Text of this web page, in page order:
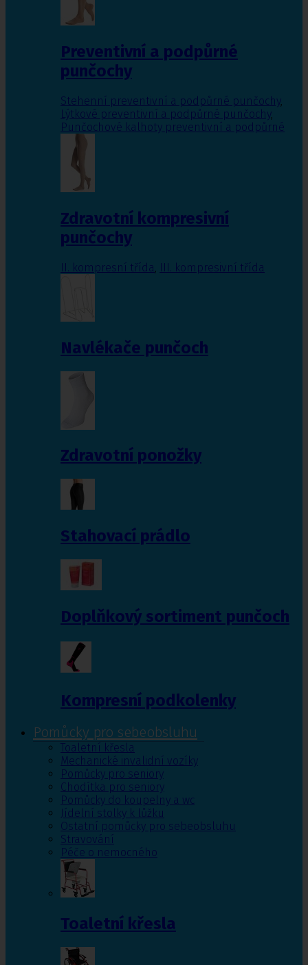
Preventivní a podpůrné
punčochy
Stehenní preventivní a podpůrné punčochy,
Lýtkové preventivní a podpůrné punčochy,
Punčochové kalhoty preventivní a podpůrné
Zdravotní kompresivní
punčochy
II. kompresní třída III. kompresivní třída
Navlékače punčoch
Zdravotní ponožky
Stahovací prádlo
Doplňkový sortiment punčoch
Kompresní podkolenky
Pomůcky pro sebeobsluhu
Toaletní křesla
Mechanické invalidní vozíky
Pomůcky pro seniory
Chodítka pro seniory
Pomůcky do koupelny a wc
Jídelní stolky k lůžku
Ostatní pomůcky pro sebeobsluhu
Stravování
Péče o nemocného
Toaletní křesla